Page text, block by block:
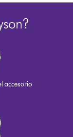
accesorio